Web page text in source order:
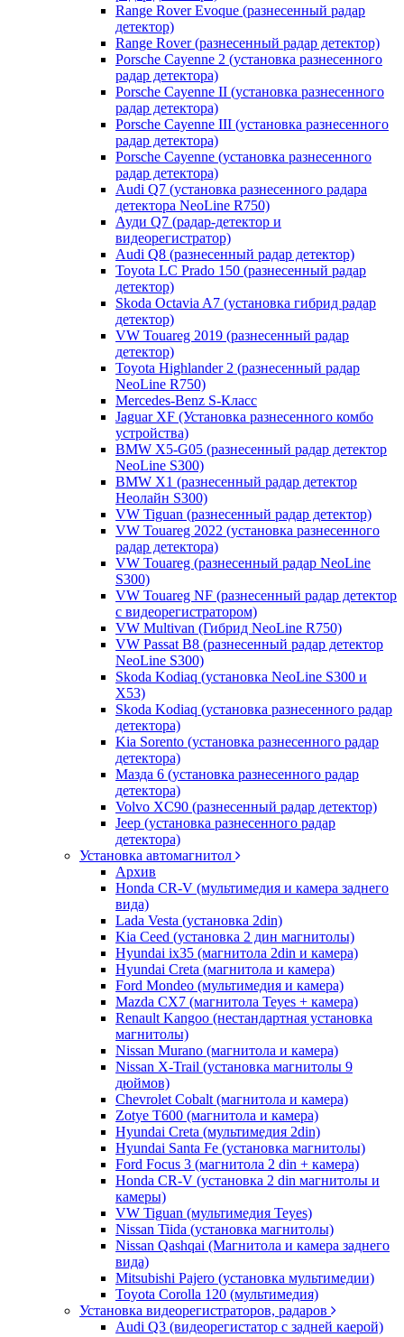
Range Rover Evoque (разнесенный радар
детектор)
Range Rover (разнесенный радар детектор)
Porsche Cayenne 2 (установка разнесенного
радар детектора)
Porsche Cayenne II (установка разнесенного
радар детектора)
Porsche Cayenne III (установка разнесенного
радар детектора)
Porsche Cayenne (установка разнесенного
радар детектора)
Audi Q7 (установка разнесенного радара
детектора NeoLine R750)
Ауди Q7 (радар-детектор и
видеорегистратор)
Audi Q8 (разнесенный радар детектор)
Toyota LC Prado 150 (разнесенный радар
детектор)
Skoda Octavia A7 (установка гибрид радар
детектор)
VW Touareg 2019 (разнесенный радар
детектор)
Toyota Highlander 2 (разнесенный радар
NeoLine R750)
Mercedes-Benz S-Класс
Jaguar XF (Установка разнесенного комбо
устройства)
BMW X5-G05 (разнесенный радар детектор
NeoLine S300)
BMW X1 (разнесенный радар детектор
Неолайн S300)
VW Tiguan (разнесенный радар детектор)
VW Touareg 2022 (установка разнесенного
радар детектора)
VW Touareg (разнесенный радар NeoLine
S300)
VW Touareg NF (разнесенный радар детектор
с видеорегистратором)
VW Multivan (Гибрид NeoLine R750)
VW Passat B8 (разнесенный радар детектор
NeoLine S300)
Skoda Kodiaq (установка NeoLine S300 и
X53)
Skoda Kodiaq (установка разнесенного радар
детектора)
Kia Sorento (установка разнесенного радар
детектора)
Мазда 6 (установка разнесенного радар
детектора)
Volvo XC90 (разнесенный радар детектор)
Jeep (установка разнесенного радар
детектора)
Установка автомагнитол
Архив
Honda CR-V (мультимедия и камера заднего
вида)
Lada Vesta (установка 2din)
Kia Ceed (установка 2 дин магнитолы)
Hyundai ix35 (магнитола 2din и камера)
Hyundai Creta (магнитола и камера)
Ford Mondeo (мультимедия и камера)
Mazda CX7 (магнитола Teyes + камера)
Renault Kangoo (нестандартная установка
магнитолы)
Nissan Murano (магнитола и камера)
Nissan X-Trail (установка магнитолы 9
дюймов)
Chevrolet Cobalt (магнитола и камера)
Zotye T600 (магнитола и камера)
Hyundai Creta (мультимедия 2din)
Hyundai Santa Fe (установка магнитолы)
Ford Focus 3 (магнитола 2 din + камера)
Honda CR-V (установка 2 din магнитолы и
камеры)
VW Tiguan (мультимедия Teyes)
Nissan Tiida (установка магнитолы)
Nissan Qashqai (Магнитола и камера заднего
вида)
Mitsubishi Pajero (установка мультимедии)
Toyota Corolla 120 (мультимедия)
Установка видеорегистраторов, радаров
Audi Q3 (видеорегистатор с задней каерой)